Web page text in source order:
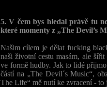
5. V čem bys hledal právě tu
které momenty z „The Devil’s
Našim cílem je dělat fucking
naši životní cestu masám, ale
ve formě hudby. Jak to lidé
částí na „The Devil´s Music“,
The Life“ mě nutí ke zvracení - to